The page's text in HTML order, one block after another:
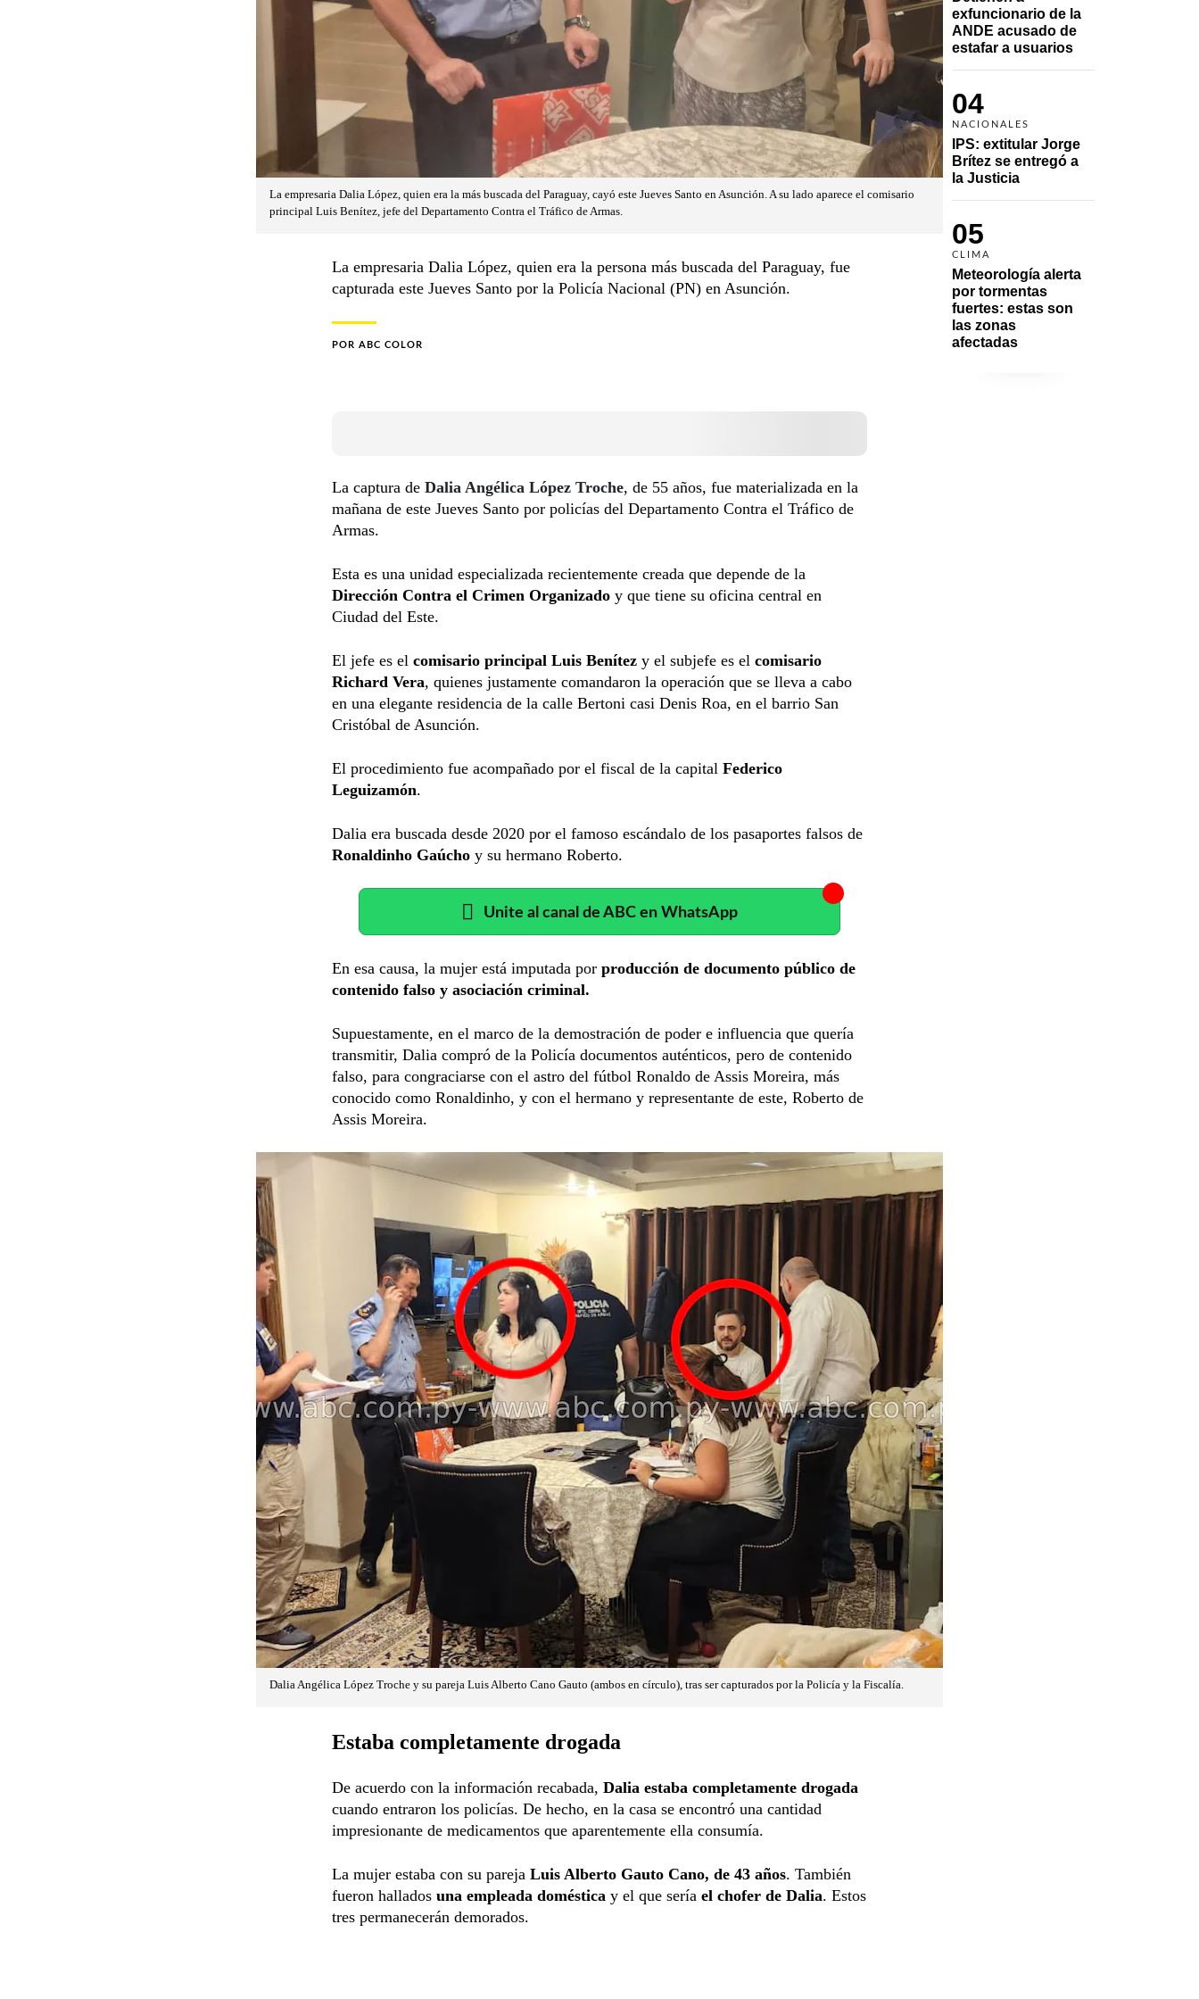
exfuncionario de la
ANDE acusado de
estafar a usuarios
04
NACIONALES
IPS: extitular Jorge
Brítez se entregó a
la Justicia
05
CLIMA
Meteorología alerta
por tormentas
fuertes: estas son
las zonas
afectadas
La empresaria Dalia López, quien era la más buscada del Paraguay, cayó este Jueves Santo en Asunción. A su lado aparece el comisario
principal Luis Benítez, jefe del Departamento Contra el Tráfico de Armas.
La empresaria Dalia López, quien era la persona más buscada del Paraguay, fue
capturada este Jueves Santo por la Policía Nacional (PN) en Asunción.
POR ABC COLOR
La captura de Dalia Angélica López Troche, de 55 años, fue materializada en la
mañana de este Jueves Santo por policías del Departamento Contra el Tráfico de
Armas.
Esta es una unidad especializada recientemente creada que depende de la
Dirección Contra el Crimen Organizado y que tiene su oficina central en
Ciudad del Este.
El jefe es el comisario principal Luis Benítez y el subjefe es el comisario
Richard Vera, quienes justamente comandaron la operación que se lleva a cabo
en una elegante residencia de la calle Bertoni casi Denis Roa, en el barrio San
Cristóbal de Asunción.
El procedimiento fue acompañado por el fiscal de la capital Federico
Leguizamón.
Dalia era buscada desde 2020 por el famoso escándalo de los pasaportes falsos de
Ronaldinho Gaúcho y su hermano Roberto.
Unite al canal de ABC en WhatsApp
En esa causa, la mujer está imputada por producción de documento público de
contenido falso y asociación criminal.
Supuestamente, en el marco de la demostración de poder e influencia que quería
transmitir, Dalia compró de la Policía documentos auténticos, pero de contenido
falso, para congraciarse con el astro del fútbol Ronaldo de Assis Moreira, más
conocido como Ronaldinho, y con el hermano y representante de este, Roberto de
Assis Moreira.
Dalia Angélica López Troche y su pareja Luis Alberto Cano Gauto (ambos en círculo), tras ser capturados por la Policía y la Fiscalía.
Estaba completamente drogada
De acuerdo con la información recabada, Dalia estaba completamente drogada
cuando entraron los policías. De hecho, en la casa se encontró una cantidad
impresionante de medicamentos que aparentemente ella consumía.
La mujer estaba con su pareja Luis Alberto Gauto Cano, de 43 años. También
fueron hallados una empleada doméstica y el que sería el chofer de Dalia. Estos
tres permanecerán demorados.